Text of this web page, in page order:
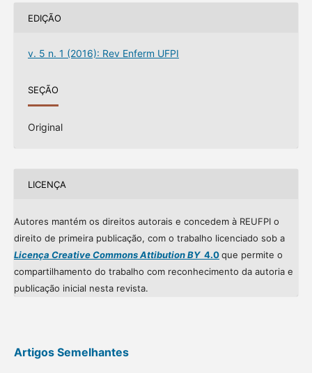
EDIÇÃO
v. 5 n. 1 (2016): Rev Enferm UFPI
SEÇÃO
Original
LICENÇA
Autores mantém os direitos autorais e concedem à REUFPI o
direito de primeira publicação, com o trabalho licenciado sob a
Licença Creative Commons Attibution BY4.0que permite o
compartilhamento do trabalho com reconhecimento da autoria e
publicação inicial nesta revista.
Artigos Semelhantes